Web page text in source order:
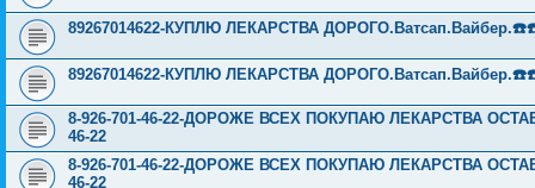
89267014622-КУПЛЮ ЛЕКАРСТВА
89267014622-КУПЛЮ ЛЕКАРСТВА
8-926-701-46-22-ДОРОЖЕ ВСЕХ ПОКУПАЮ ЛЕКАРСТВА
46-22
8-926-701-46-22-ДОРОЖЕ ВСЕХ ПОКУПАЮ ЛЕКАРСТВА
46-22